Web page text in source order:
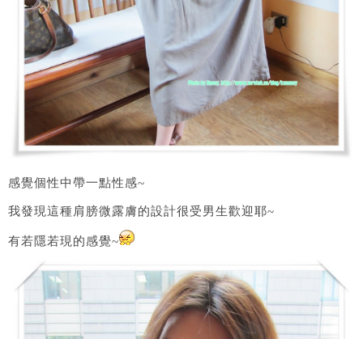
感覺個性中帶一點性感~
我發現這種肩膀微露膚的設計很受男生歡迎耶~
有若隱若現的感覺~